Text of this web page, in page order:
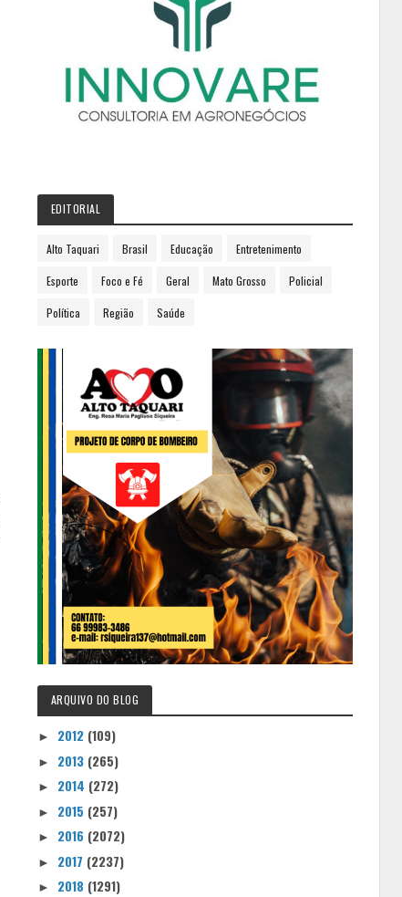
EDITORIAL
Alto Taquari Brasil Educação Entretenimento
Esporte Foco e Fé Geral Mato Grosso Policial
Política Região Saúde
ARQUIVO DO BLOG
► 2012 (109)
► 2013 (265)
► 2014 (272)
► 2015 (257)
► 2016 (2072)
► 2017 (2237)
► 2018 (1291)